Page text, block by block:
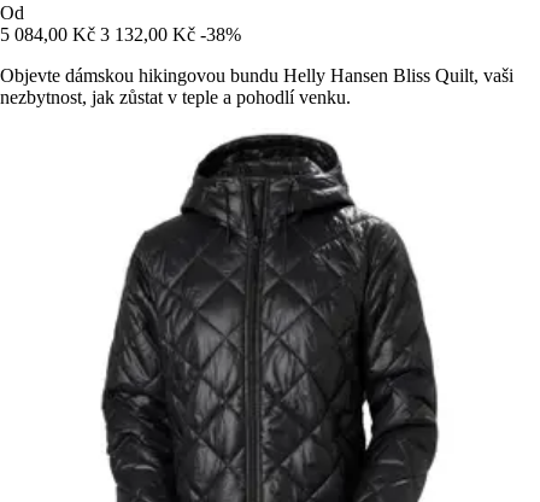
Od
5 084,00 Kč 3 132,00 Kč -38%
Objevte dámskou hikingovou bundu Helly Hansen Bliss Quilt, vaši
nezbytnost, jak zůstat v teple a pohodlí venku.